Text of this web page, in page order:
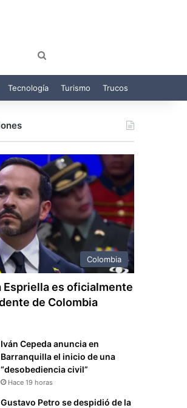
por
Tecnología Turismo Trucos
Colombia
Espriella es oficialmente
de Colombia
Iván Cepeda anuncia en
Barranquilla el inicio de una
“desobediencia civil”
Hace 19 horas
Gustavo Petro se despidió de la